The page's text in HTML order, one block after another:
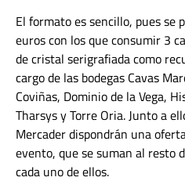
El formato es sencillo, pues se
euros con los que consumir 3
de cristal serigrafiada como
cargo de las bodegas Cavas
Coviñas, Dominio de la Vega,
Tharsys y Torre Oria. Junto a
Mercader dispondrán una
evento, que se suman al resto
cada uno de ellos.